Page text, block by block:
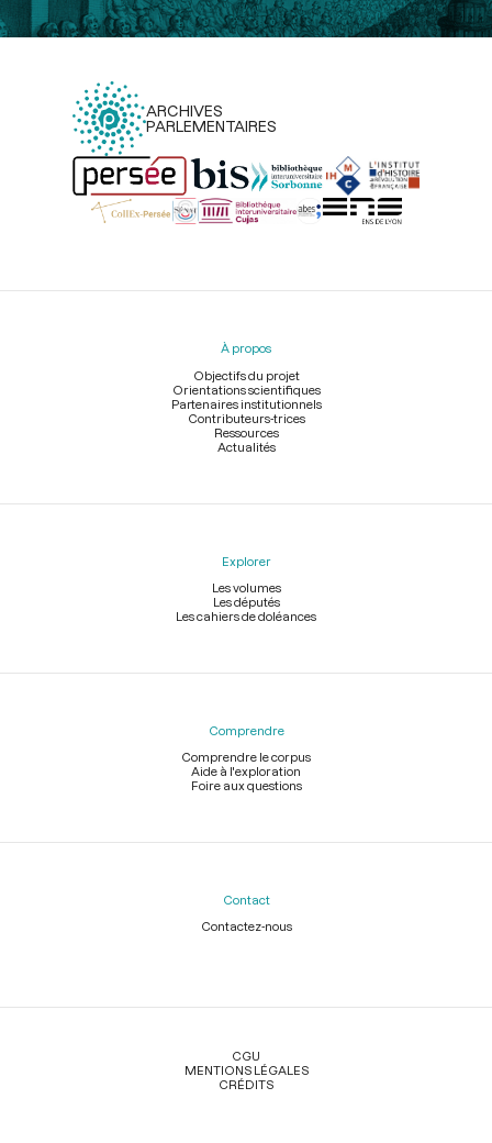
ARCHIVES
PARLEMENTAIRES
Menu
À propos
Objectifs du projet
Orientations scientifiques
Partenaires institutionnels
Contributeurs-trices
Ressources
Actualités
Explorer
Les volumes
Les députés
Les cahiers de doléances
Comprendre
Comprendre le corpus
Aide à l'exploration
Foire aux questions
Contact
Contactez-nous
Légal
CGU
MENTIONS LÉGALES
CRÉDITS